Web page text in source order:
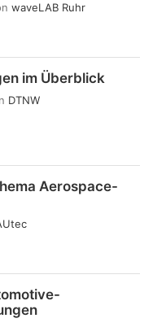
waveLAB Ruhr
im Überblick
DTNW
Aerospace-